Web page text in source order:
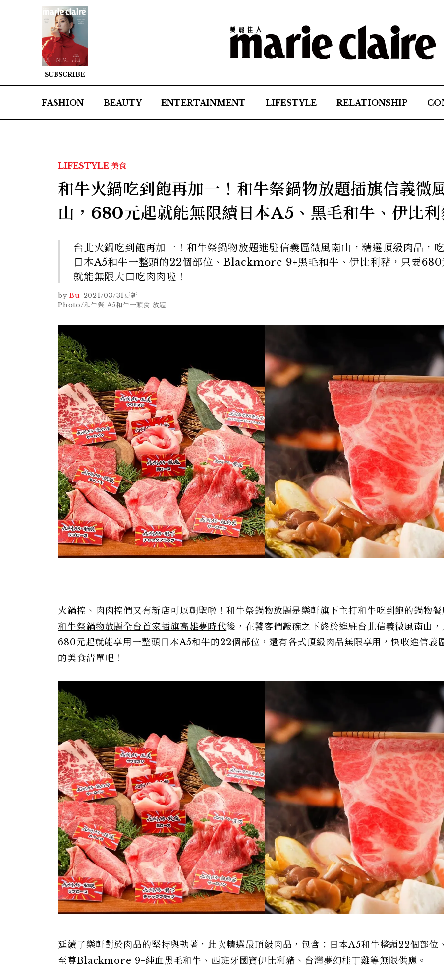
SUBSCRIBE
FASHION BEAUTY ENTERTAINMENT LIFESTYLE RELATIONSHIP
LIFESTYLE 美食
和牛火鍋吃到飽再加一！和牛祭鍋物放題插旗信義微
山，680元起就能無限續日本A5、黑毛和牛、伊比
台北火鍋吃到飽再加一！和牛祭鍋物放題進駐信義區微風南山，精選頂級肉品，
日本A5和牛一整頭的22個部位、Blackmore 9+黑毛和牛、伊比利豬，只要680
就能無限大口吃肉肉啦！
by Bu-2021/03/31更新
Photo/和牛祭 A5和牛一頭食 放題
火鍋控、肉肉控們又有新店可以朝聖啦！和牛祭鍋物放題是樂軒旗下主打和牛吃到飽的鍋物
和牛祭鍋物放題全台首家插旗高雄夢時代後，在饕客們敲碗之下終於進駐台北信義微風南山
680元起就能享用一整頭日本A5和牛的22個部位，還有各式頂級肉品無限享用，快收進信義
的美食清單吧！
延續了樂軒對於肉品的堅持與執著，此次精選最頂級肉品，包含：日本A5和牛整頭22個部位
至尊Blackmore 9+純血黑毛和牛、西班牙國寶伊比利豬、台灣夢幻桂丁雞等無限供應。